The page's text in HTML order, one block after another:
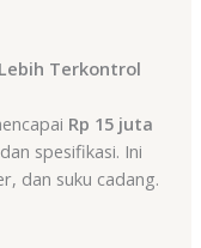
Terkontrol
Rp 15 juta
spesifikasi. Ini
dan suku cadang.